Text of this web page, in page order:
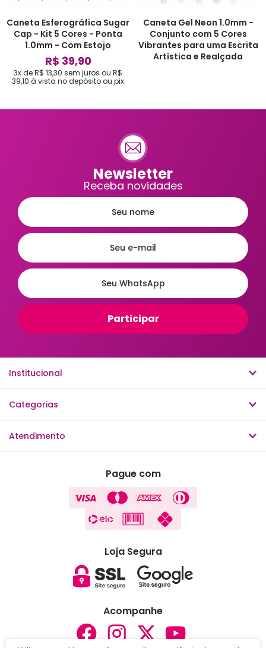
Caneta Esferográfica Sugar
Cap - Kit 5 Cores - Ponta
1.0mm - Com Estojo
R$ 39,90
3x de R$ 13,30 sem juros ou R$
39,10 à vista no depósito ou pix
Caneta Gel Neon 1.0mm -
Conjunto com 5 Cores
Vibrantes para uma Escrita
Artística e Realçada
Newsletter
Receba novidades
Institucional
Categorias
Atendimento
Pague com
Loja Segura
Acompanhe